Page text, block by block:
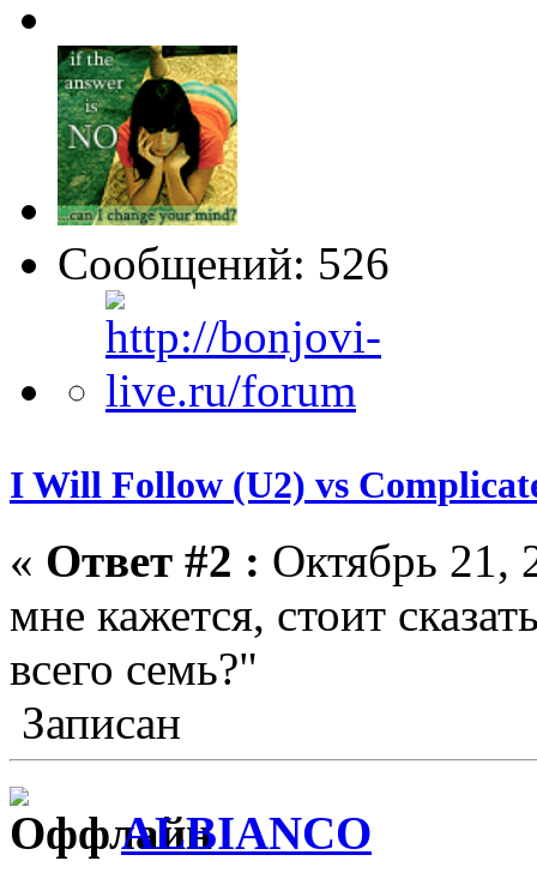
Сообщений: 526
I Will Follow (U2) vs
« Ответ #2 : Октябрь 21,
мне кажется, стоит
всего семь?"
Записан
ALBIANCO